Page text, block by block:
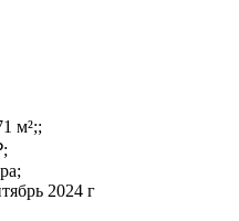
м²;;
2024 г